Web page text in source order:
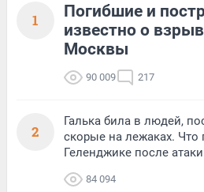
1
Погибшие и
известно о
Москвы
90 009 217
2
Галька била в людей,
скорые на лежаках. Что
Геленджике после
84 094